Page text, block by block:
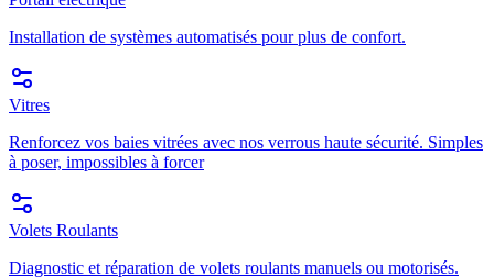
Installation de systèmes automatisés pour plus de confort.
Vitres
Renforcez vos baies vitrées avec nos verrous haute sécurité. Simples
à poser, impossibles à forcer
Volets Roulants
Diagnostic et réparation de volets roulants manuels ou motorisés.